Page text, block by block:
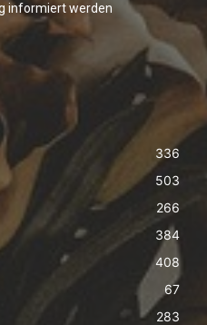
informiert werden
336
503
266
384
408
67
283